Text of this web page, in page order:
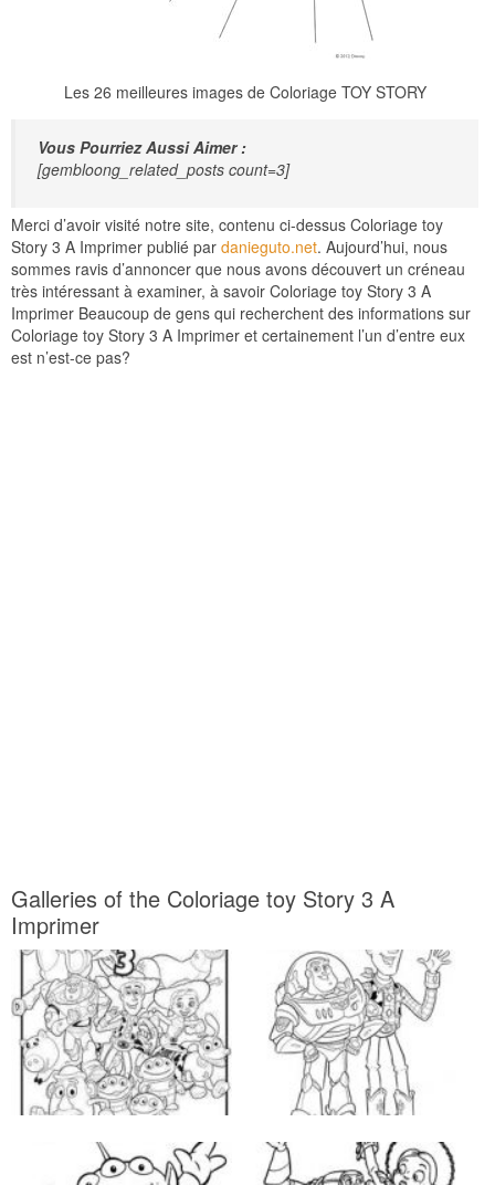
Les 26 meilleures images de Coloriage TOY STORY
Vous Pourriez Aussi Aimer :
[gembloong_related_posts count=3]
Merci d’avoir visité notre site, contenu ci-dessus Coloriage toy
Story 3 A Imprimer publié par danieguto.net. Aujourd’hui, nous
sommes ravis d’annoncer que nous avons découvert un créneau
très intéressant à examiner, à savoir Coloriage toy Story 3 A
Imprimer Beaucoup de gens qui recherchent des informations sur
Coloriage toy Story 3 A Imprimer et certainement l’un d’entre eux
est n’est-ce pas?
Galleries of the Coloriage toy Story 3 A
Imprimer